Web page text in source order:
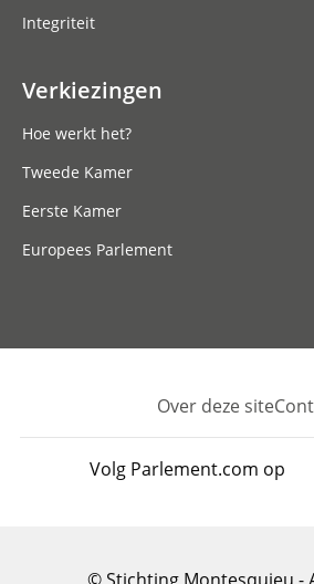
Integriteit
Verkiezingen
Hoe werkt het?
Tweede Kamer
Eerste Kamer
Europees Parlement
Footer
Over deze site
Volg Parlement.com op